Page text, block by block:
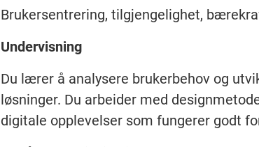
Brukersentrering, tilgjengelighet,
Undervisning
Du lærer å analysere brukerbehov og
løsninger. Du arbeider med
digitale opplevelser som fungerer godt